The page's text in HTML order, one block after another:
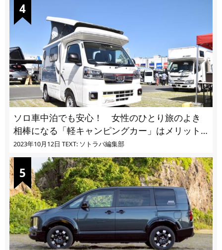
ソロ車中泊でも安心！ 女性のひとり旅のよき
相棒になる「軽キャンピングカー」はメリット
ばかり
2023年10月12日 TEXT: ソトラバ編集部